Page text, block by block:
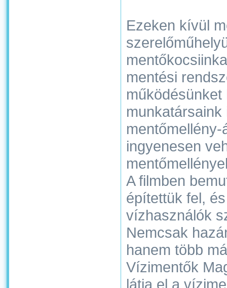
Ezeken kívül
mentési
ingyenesen
A filmben
építettük fel,
vízhasználók
Nemcsak
hanem több
Vízimentők
látja el a